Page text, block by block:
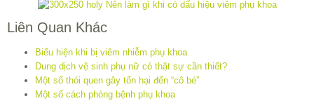
Liên Quan Khác
Biểu hiện khi bị viêm nhiễm phụ khoa
Dung dịch vệ sinh phụ nữ có thật sự cần thiết?
Một số thói quen gây tổn hại đến “cô bé”
Một số cách phòng bệnh phụ khoa